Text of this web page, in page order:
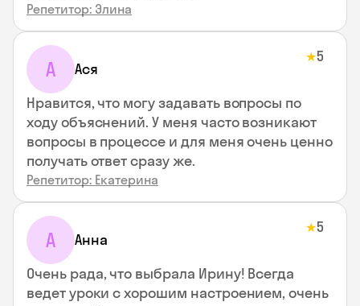
Репетитор: Элина
А Ася
★5
Нравится, что могу задавать вопросы по
ходу объяснений. У меня часто возникают
вопросы в процессе и для меня очень ценно
получать ответ сразу же.
Репетитор: Екатерина
А Анна
★5
Очень рада, что выбрала Ирину! Всегда
ведет уроки с хорошим настроением, очень